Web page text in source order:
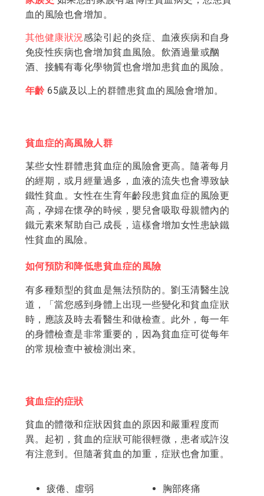
血的風險也會增加。
其他健康狀況感染引起的炎症、血液疾病和自身
免疫性疾病也會增加貧血風險。飲酒過量或酗
酒、接觸有毒化學物質也會增加患貧血的風險。
年齡 65歲及以上的群體患貧血的風險會增加。
貧血症的高風險人群
某些女性群體患貧血症的風險會更高。隨著每月
的經期，或月經量過多，血液的流失也會導致缺
鐵性貧血。女性在生育年齡段患貧血症的風險更
高，孕婦在懷孕的時候，嬰兒會吸取母親體內的
鐵元素來幫助自己成長，這樣會增加女性患缺鐵
性貧血的風險。
如何預防和降低患貧血症的風險
有多種類型的貧血是無法預防的。劉玉清醫生說
道，「當您感到身體上出現一些變化和貧血症狀
時，應該及時去看醫生和做檢查。此外，每一年
的身體檢查是非常重要的，因為貧血症可從每年
的常規檢查中被檢測出來。
貧血症的症狀
貧血的體徵和症狀因貧血的原因和嚴重程度而
異。起初，貧血的症狀可能很輕微，患者或許沒
有注意到。但隨著貧血的加重，症狀也會加重。
疲倦、虛弱
胸部疼痛